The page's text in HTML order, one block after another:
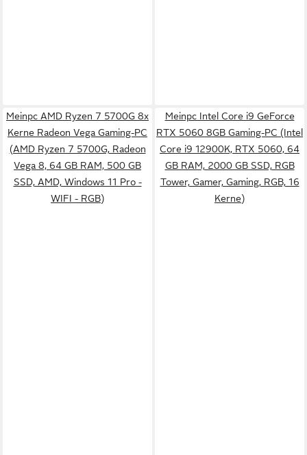
Meinpc AMD Ryzen 7 5700G 8x
Kerne Radeon Vega Gaming-PC
(AMD Ryzen 7 5700G, Radeon
Vega 8, 64 GB RAM, 500 GB
SSD, AMD, Windows 11 Pro -
WIFI - RGB)
Meinpc Intel Core i9 GeForce
RTX 5060 8GB Gaming-PC (Intel
Core i9 12900K, RTX 5060, 64
GB RAM, 2000 GB SSD, RGB
Tower, Gamer, Gaming, RGB, 16
Kerne)